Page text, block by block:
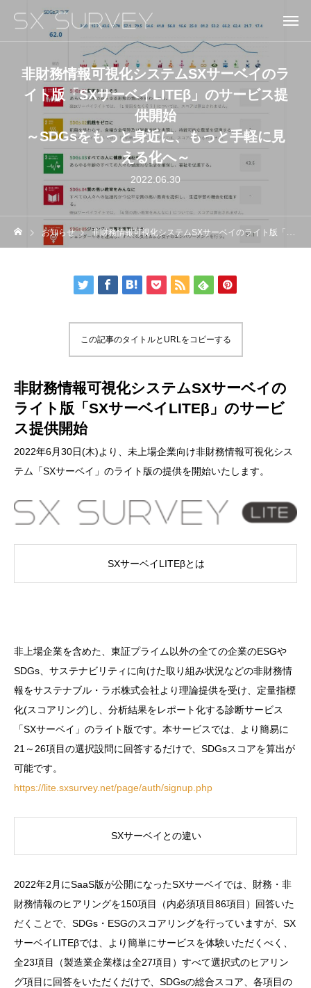
非財務情報可視化システムSXサーベイのラ
イト版「SXサーベイLITEβ」のサービス提
供開始
～SDGsをもっと身近に、もっと手軽に見
える化へ～
2022.06.30
お知らせ 非財務情報可視化システムSXサーベイのライト版「SXサーベイLITEβ」のサービス提供開始～SDGsをもっと身近に、もっと手軽に見える化へ～
この記事のタイトルとURLをコピーする
非財務情報可視化システムSXサーベイの
ライト版「SXサーベイLITEβ」のサービ
ス提供開始
2022年6月30日(木)より、未上場企業向け非財務情報可視化シス
テム「SXサーベイ」のライト版の提供を開始いたします。
SXサーベイLITEβとは
非上場企業を含めた、東証プライム以外の全ての企業のESGや
SDGs、サステナビリティに向けた取り組み状況などの非財務情
報をサステナブル・ラボ株式会社より理論提供を受け、定量指標
化(スコアリング)し、分析結果をレポート化する診断サービス
「SXサーベイ」のライト版です。本サービスでは、より簡易に
21～26項目の選択設問に回答するだけで、SDGsスコアを算出が
可能です。
https://lite.sxsurvey.net/page/auth/signup.php
SXサーベイとの違い
2022年2月にSaaS版が公開になったSXサーベイでは、財務・非
財務情報のヒアリングを150項目（内必須項目86項目）回答いた
だくことで、SDGs・ESGのスコアリングを行っていますが、SX
サーベイLITEβでは、より簡単にサービスを体験いただくべく、
全23項目（製造業企業様は全27項目）すべて選択式のヒアリン
グ項目に回答をいただくだけで、SDGsの総合スコア、各項目の